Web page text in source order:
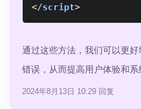
</script>
通过这些方法，我们可以更
错误，从而提高用户体验和系
2024年8月13日 10:29 回复